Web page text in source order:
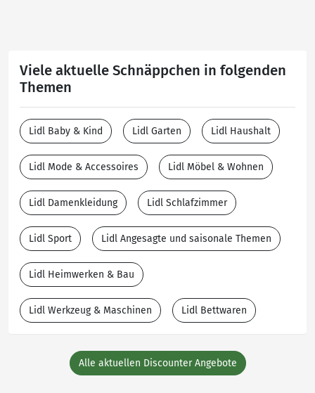
Viele aktuelle Schnäppchen in folgenden
Themen
Lidl Baby & Kind Lidl Garten Lidl Haushalt
Lidl Mode & Accessoires Lidl Möbel & Wohnen
Lidl Damenkleidung Lidl Schlafzimmer
Lidl Sport Lidl Angesagte und saisonale Themen
Lidl Heimwerken & Bau
Lidl Werkzeug & Maschinen Lidl Bettwaren
Alle aktuellen Discounter Angebote